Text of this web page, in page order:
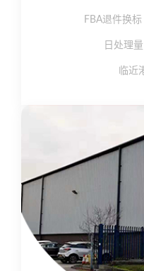
FBA退件换
日处理
临近